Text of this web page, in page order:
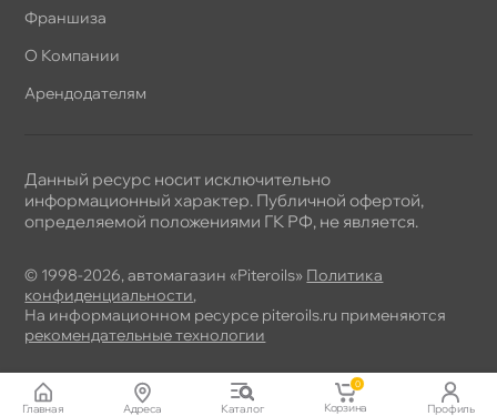
Франшиза
О Компании
Арендодателям
© 1998-2026, автомагазин «Piteroils» Политика
конфиденциальности,
На информационном ресурсе piteroils.ru применяются
рекомендательные технологии
Данный ресурс носит исключительно
информационный характер. Публичной офертой,
определяемой положениями ГК РФ, не является.
Главная Адреса Катало
0
Корзина Профиль